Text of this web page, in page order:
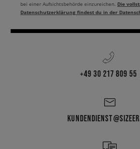
bei einer Aufsichtsbehörde einzureichen. Die
Datenschutzerklärung findest du in der
+49 30 217 809 55